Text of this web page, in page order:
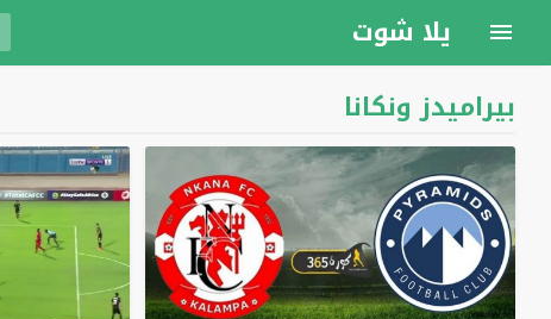
يلا شوت
بيراميدز ونكانا